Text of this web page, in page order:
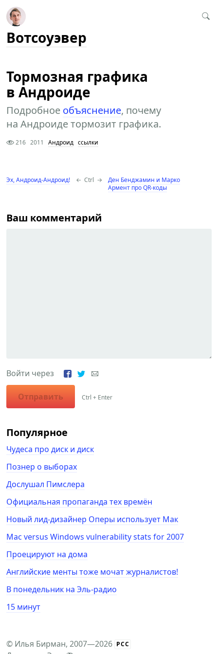
Вотсоуэвер
Тормозная графика
в Андроиде
Подробное объяснение, почему
на Андроиде тормозит графика.
216 2011 Андроид ссылки
Эх, Андроид-Андроид! ← Ctrl →
Ден Бенджамин и Марко
Армент про QR-коды
Ваш комментарий
Войти через
Отправить Ctrl + Enter
Популярное
Чудеса про диск и диск
Познер о выборах
Дослушал Пимслера
Официальная пропаганда тех времён
Новый лид-дизайнер Оперы использует Мак
Mac versus Windows vulnerability stats for 2007
Проецируют на дома
Английские менты тоже мочат журналистов!
В понедельник на Эль-радио
15 минут
© Илья Бирман, 2007—2026 РСС